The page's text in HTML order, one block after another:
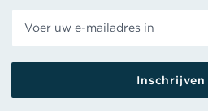
Inschrijven